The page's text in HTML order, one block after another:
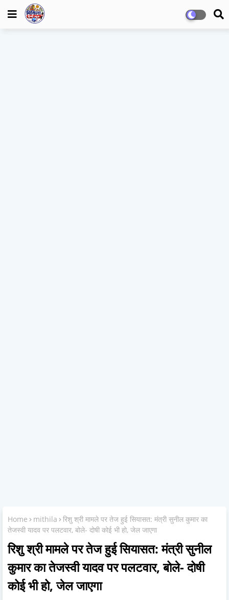
Home mithila
रिशु श्री मामले पर तेज हुई सियासत: मंत्री सुनील कुमार का
तेजस्वी यादव पर पलटवार, बोले- दोषी कोई भी हो, जेल जाएगा
रिशु श्री मामले पर तेज हुई सियासत: मंत्री सुनील
कुमार का तेजस्वी यादव पर पलटवार, बोले- दोषी
कोई भी हो, जेल जाएगा